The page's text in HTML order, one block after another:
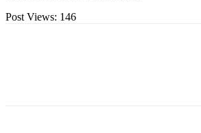
Post Views: 146